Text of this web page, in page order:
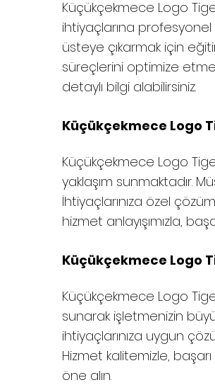
Küçükçekmece Logo
ihtiyaçlarına profesyonel
üsteye çıkarmak için
süreçlerini optimize
detaylı bilgi alabilirsiniz.
Küçükçekmece Logo
Küçükçekmece Logo
yaklaşım sunmaktadır.
İhtiyaçlarınıza özel
hizmet anlayışımızla,
Küçükçekmece Logo
Küçükçekmece Logo
sunarak işletmenizin
ihtiyaçlarınıza uygun
Hizmet kalitemizle,
öne alın.